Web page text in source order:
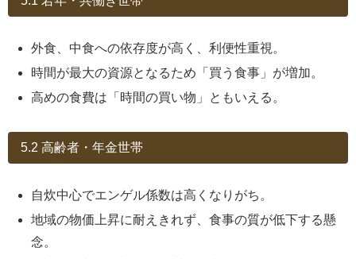
外食、中食への依存度が高く、利便性重視。
時間が最大の資源となるため「買う食事」が増加。
高めの食費は「時間の買い物」ともいえる。
5.2 高齢者・年金世帯
自炊中心でエンゲル係数は高くなりがち。
地域の物価上昇に耐えきれず、食事の質が低下する懸
念。